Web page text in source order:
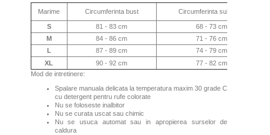
Marime Circumferinta bust Circumferinta sub bust
S 81 - 83 cm
68 - 73 cm
M
84 - 86 cm
71 - 76 cm
L
87 - 89 cm
74 - 79 cm
XL
90 - 92 cm
77 - 82 cm
Mod de intretinere:
Spalare manuala delicata la temperatura maxim 30 grade C
cu detergent pentru rufe colorate
Nu se foloseste inalbitor
Nu se curata uscat sau chimic
Nu se usuca automat sau in apropierea surselor de
caldura